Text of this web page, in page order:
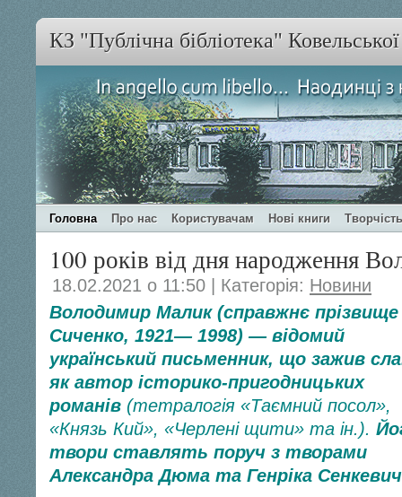
КЗ "Публічна бібліотека"
Головна Про нас Користувачам Нові книги
100 років від дня народження
18.02.2021 о 11:50 | Категорія: Новини
Володимир Малик (справжнє
Сиченко, 1921— 1998) — відомий
український письменник, що зажив
як автор історико-пригодницьких
романів (тетралогія «Таємний посол»,
«Князь Кий», «Черлені щити» та ін.).
твори ставлять поруч з творами
Александра Дюма та Генріка